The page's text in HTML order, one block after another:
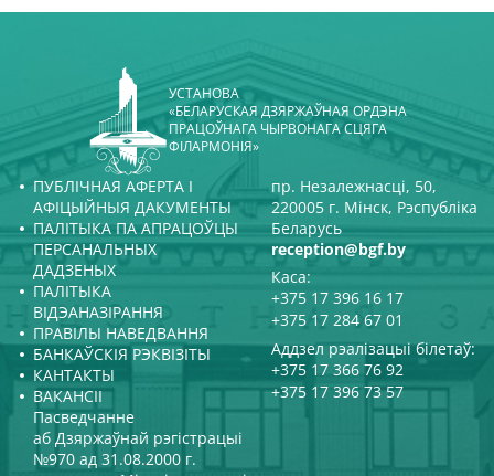
УСТАНОВА
«БЕЛАРУСКАЯ ДЗЯРЖАЎНАЯ ОРДЭНА
ПРАЦОЎНАГА ЧЫРВОНАГА СЦЯГА
ФІЛАРМОНІЯ»
ПУБЛІЧНАЯ АФЕРТА І
АФІЦЫЙНЫЯ ДАКУМЕНТЫ
ПАЛІТЫКА ПА АПРАЦОЎЦЫ
ПЕРСАНАЛЬНЫХ
ДАДЗЕНЫХ
ПАЛІТЫКА
ВІДЭАНАЗІРАННЯ
ПРАВІЛЫ НАВЕДВАННЯ
БАНКАЎСКІЯ РЭКВІЗІТЫ
КАНТАКТЫ
ВАКАНСІІ
пр. Незалежнасці, 50,
220005 г. Мінск, Рэспубліка
Беларусь
reception@bgf.by
Каса:
+375 17 396 16 17
+375 17 284 67 01
Аддзел рэалізацыі білетаў:
+375 17 366 76 92
+375 17 396 73 57
Пасведчанне
аб Дзяржаўнай рэгістрацыі
№970 ад 31.08.2000 г.